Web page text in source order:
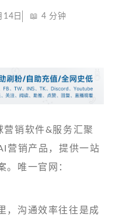
14日 📖 4 分钟
营销软件&服务汇聚
营销产品，提供一站
。唯一官网：
，沟通效率往往是成